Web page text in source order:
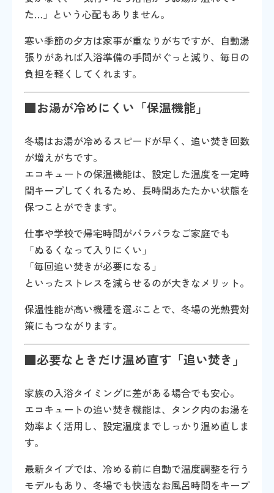
た…」という心配もありません。
寒い季節の夕方は家事が重なりがちですが、自動湯
張りがあれば入浴準備の手間がぐっと減り、毎日の
負担を軽くしてくれます。
■お湯が冷めにくい「保温機能」
冬場はお湯が冷めるスピードが早く、追い焚き回数
が増えがちです。
エコキュートの保温機能は、設定した温度を一定時
間キープしてくれるため、長時間あたたかい状態を
保つことができます。
仕事や学校で帰宅時間がバラバラなご家庭でも
「ぬるくなって入りにくい」
「毎回追い焚きが必要になる」
といったストレスを減らせるのが大きなメリット。
保温性能が高い機種を選ぶことで、冬場の光熱費対
策にもつながります。
■必要なときだけ温め直す「追い焚き」
家族の入浴タイミングに差がある場合でも安心。
エコキュートの追い焚き機能は、タンク内のお湯を
効率よく活用し、設定温度までしっかり温め直しま
す。
最新タイプでは、冷める前に自動で温度調整を行う
モデルもあり、冬場でも快適なお風呂時間をキープ